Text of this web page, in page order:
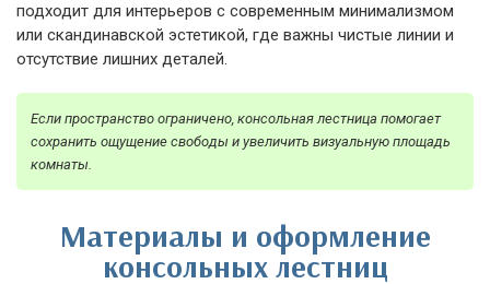
подходит для интерьеров с современным минимализмом
или скандинавской эстетикой, где важны чистые линии и
отсутствие лишних деталей.
Если пространство ограничено, консольная лестница помогает
сохранить ощущение свободы и увеличить визуальную площадь
комнаты.
Материалы и оформление
консольных лестниц